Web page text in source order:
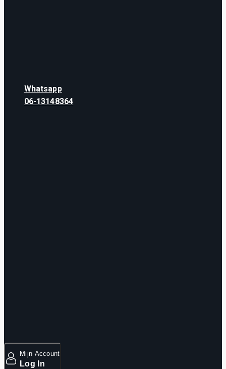
Whatsapp
06-13148364
Mijn Account
Log In